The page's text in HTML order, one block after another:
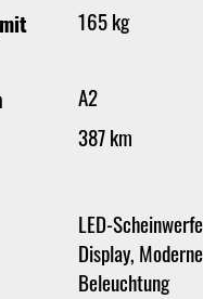
165 kg
A2
387 km
LED-
Display,
Beleuchtung